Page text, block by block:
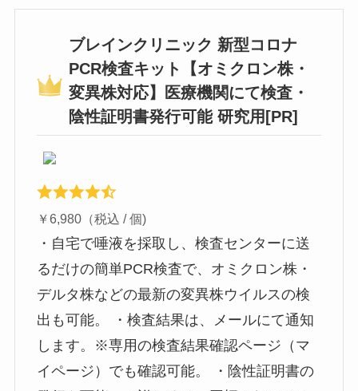
ブレインクリニック 新型コロナ
PCR検査キット【オミクロン株・
変異株対応】医療機関にて検査・
陰性証明書発行可能 研究用[PR]
￥6,980（税込 / 個)
・自宅で唾液を採取し、検査センターに送
るだけの簡単PCR検査で、オミクロン株・
デルタ株などの最新の変異株ウイルスの検
出も可能。 ・検査結果は、メールにて通知
します。※専用の検査結果確認ページ（マ
イページ）でも確認可能。 ・陰性証明書の